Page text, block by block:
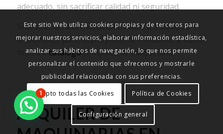
adecuado, sin sacrificar calidad ni seguridad.
Si deseas conocer en detalle todos los equipos
disponibles para tu proyecto, te invitamos a visitar
nuestrocatálogocompleto de maquinaria
ALQUILER DE
Este sitio Web utiliza cookies propias y de terceros para
mejorar nuestros servicios, elaborar información estadística,
analizar sus hábitos de navegación, lo que nos permite
personalizar el contenido que ofrecemos y mostrarle
publicidad relacionada con sus preferencias.
Acepto todas las Cookies Política de Cookies
Configuración general
1